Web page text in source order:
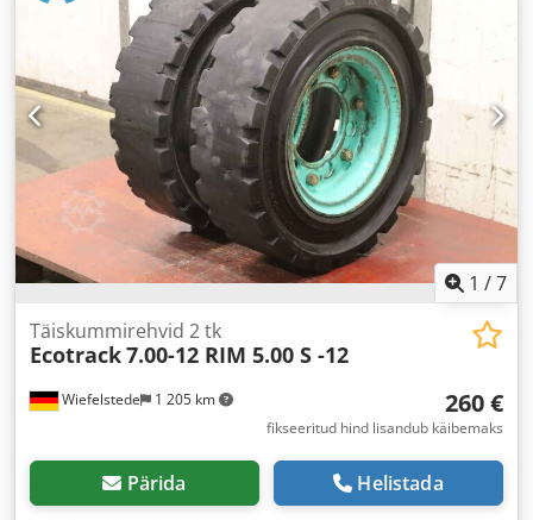
1 /7
Wiefelstede 1 205 km
Täiskummirehvid 2 tk
Ecotrack7.00-12 RIM 5.00 S -12
260 €
fikseeritud hind lisandub käibemaks
Pärida Helistada